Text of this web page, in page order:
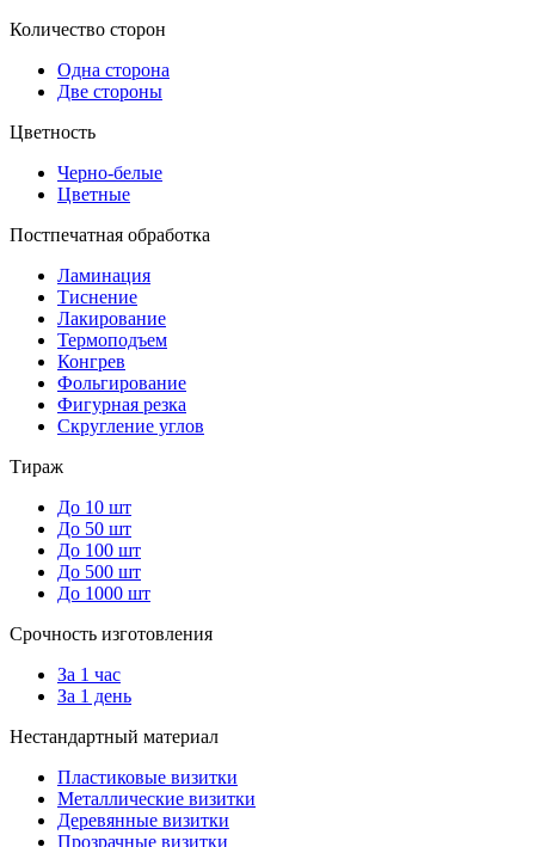
Количество сторон
Одна сторона
Две стороны
Цветность
Черно-белые
Цветные
Постпечатная обработка
Ламинация
Тиснение
Лакирование
Термоподъем
Конгрев
Фольгирование
Фигурная резка
Скругление углов
Тираж
До 10 шт
До 50 шт
До 100 шт
До 500 шт
До 1000 шт
Срочность изготовления
За 1 час
За 1 день
Нестандартный материал
Пластиковые визитки
Металлические визитки
Деревянные визитки
Прозрачные визитки